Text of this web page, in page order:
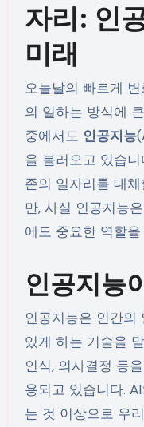
자리: 인
미래
오늘날의 빠르게 변화하는 세상에서는 기술이 우리
의 일하는 방식에
중에서도 인공지능
을 불러오고 있습
존의 일자리를 대
만, 사실 인공지능
에도 중요한 역할
인공지능
인공지능은 인간의
있게 하는 기술을
인식, 의사결정 등
용되고 있습니다.
는 것 이상으로 우